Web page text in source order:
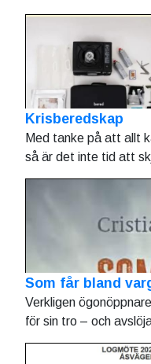
Krisberedskap
Med tanke på att allt
så är det inte tid att
Som får bland
Verkligen
för sin tro – och